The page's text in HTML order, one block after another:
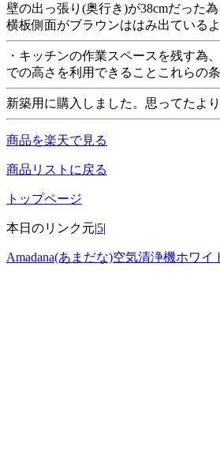
壁の出っ張り(奥行き)が38cmだった
横板側面がブラウンははみ出ている
・キッチンの作業スペースを残す為
での高さを利用できることこれらの
新築用に購入しました。思ってたよ
商品を楽天で見る
商品リストに戻る
トップページ
本日のリンク元|5|
Amadana(あまだな)空気清浄機ホワイ